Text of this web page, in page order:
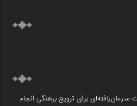
برای ترویج برهنگی انجام